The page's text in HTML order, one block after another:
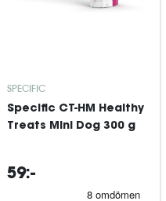
SPECIFIC
Specific CT-HM Healthy
Treats Mini Dog 300 g
59:-